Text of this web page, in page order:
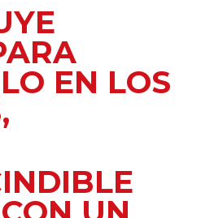
EN LOS